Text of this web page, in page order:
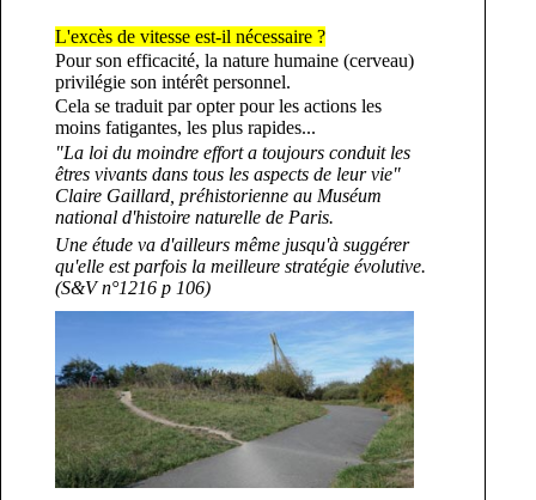
L'excès de vitesse est-il nécessaire ?
Pour son efficacité, la nature humaine (cerveau)
privilégie son intérêt personnel.
Cela se traduit par opter pour les actions les
moins fatigantes, les plus rapides...
"La loi du moindre effort a toujours conduit les
êtres vivants dans tous les aspects de leur vie"
Claire Gaillard, préhistorienne au Muséum
national d'histoire naturelle de Paris.
Une étude va d'ailleurs même jusqu'à suggérer
qu'elle est parfois la meilleure stratégie évolutive.
(S&V n°1216 p 106)